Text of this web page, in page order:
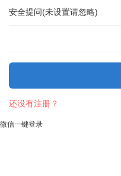
安全提问(未设置请忽略)
还没有注册？
微信一键登录